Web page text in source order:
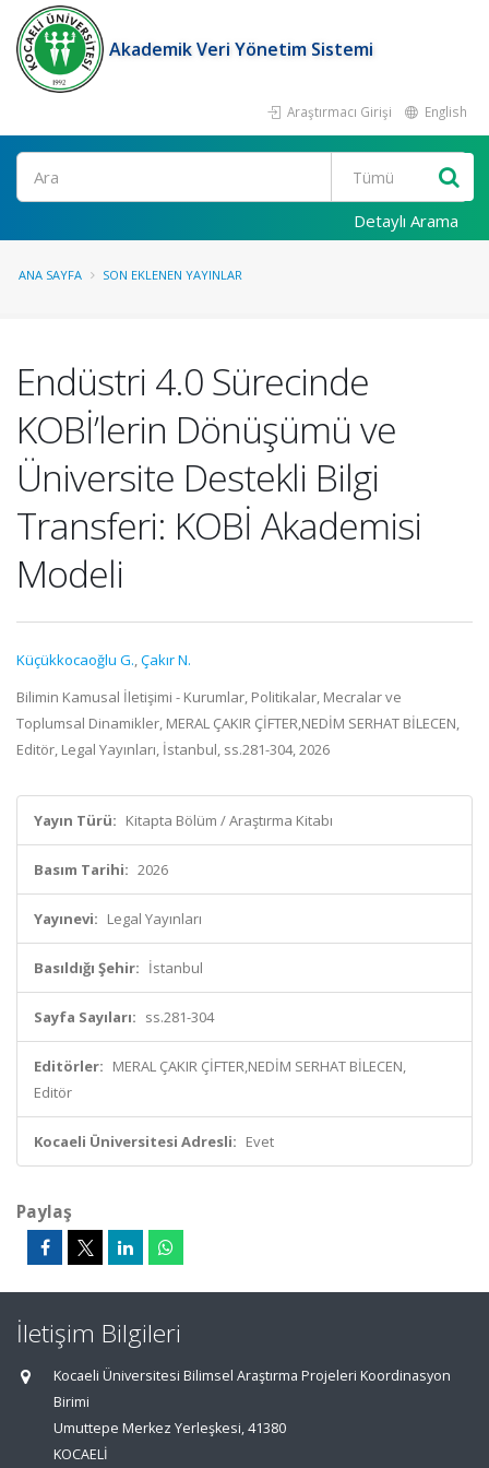
Akademik Veri Yönetim Sistemi
Araştırmacı Girişi English
Ara
Detaylı Arama
ANA SAYFA SON EKLENEN YAYINLAR
Endüstri 4.0 Sürecinde
KOBİ’lerin Dönüşümü ve
Üniversite Destekli Bilgi
Transferi: KOBİ Akademisi
Modeli
Küçükkocaoğlu G.,Çakır N.
Bilimin Kamusal İletişimi - Kurumlar, Politikalar, Mecralar ve
Toplumsal Dinamikler, MERAL ÇAKIR ÇİFTER,NEDİM SERHAT BİLECEN,
Editör, Legal Yayınları, İstanbul, ss.281-304, 2026
Yayın Türü: Kitapta Bölüm / Araştırma Kitabı
Basım Tarihi: 2026
Yayınevi: Legal Yayınları
Basıldığı Şehir: İstanbul
Sayfa Sayıları: ss.281-304
Editörler: MERAL ÇAKIR ÇİFTER,NEDİM SERHAT BİLECEN,
Editör
Kocaeli Üniversitesi Adresli: Evet
Paylaş
İletişim Bilgileri
Kocaeli Üniversitesi Bilimsel Araştırma Projeleri Koordinasyon
Birimi
Umuttepe Merkez Yerleşkesi, 41380
KOCAELİ